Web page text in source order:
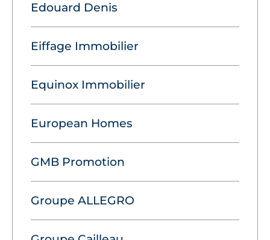
Edouard Denis
Eiffage Immobilier
Equinox Immobilier
European Homes
GMB Promotion
Groupe ALLEGRO